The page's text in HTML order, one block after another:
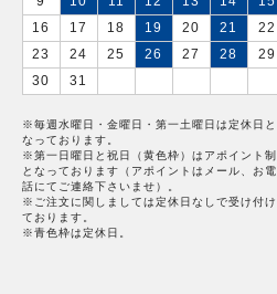
16
17 18 19 20 21
22
23
24 25 26 27 28
29
30
31
※毎週水曜日・金曜日・第一土曜日は定休日と
なっております。
※第一日曜日と祝日（黄色枠）はアポイント制
となっております（アポイントはメール、お電
話にてご連絡下さいませ）。
※ご注文に関しましては定休日なしで受け付け
ております。
※青色枠は定休日。